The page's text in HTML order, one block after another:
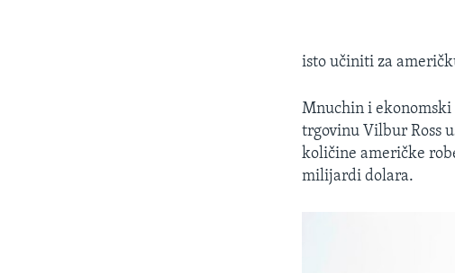
isto učiniti za
Mnuchin i ekonomski
trgovinu Vilbur Ross
količine američke
milijardi dolara.